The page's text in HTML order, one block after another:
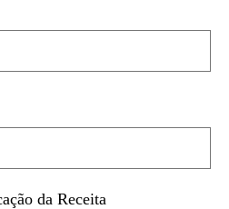
da Receita